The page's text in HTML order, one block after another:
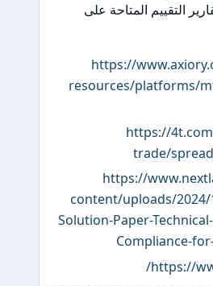
على
content/
Solution-